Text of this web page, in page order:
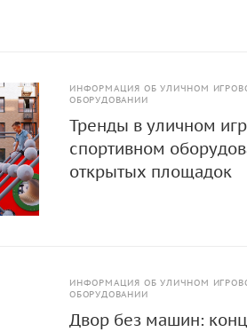
ИНФОРМАЦИЯ ОБ УЛИЧНОМ
ОБОРУДОВАНИИ
Тренды в уличном
спортивном
открытых площадок
ИНФОРМАЦИЯ ОБ УЛИЧНОМ
ОБОРУДОВАНИИ
Двор без машин: